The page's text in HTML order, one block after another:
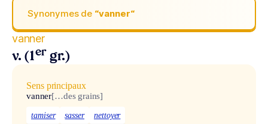
Synonymes de “vanner“
vanner
v. (1er gr.)
Sens principaux
vanner[…des grains]
tamiser sasser nettoyer